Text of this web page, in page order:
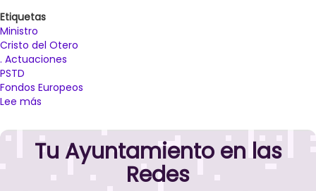
Etiquetas
Ministro
Cristo del Otero
. Actuaciones
PSTD
Fondos Europeos
Lee más
ministro
de
Industria
Tu Ayuntamiento en las
Redes